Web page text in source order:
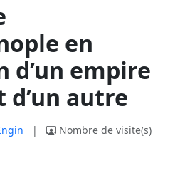
en
d’un empire
autre
|
Nombre de visite(s)